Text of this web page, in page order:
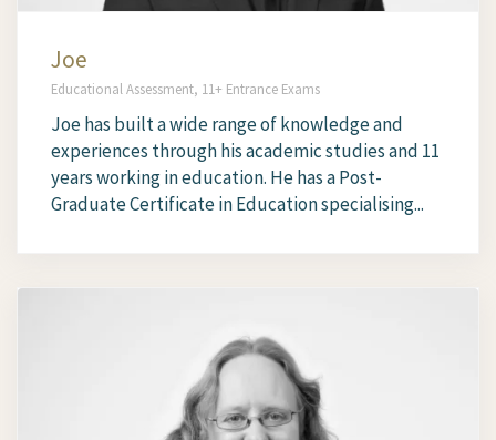
Joe
Educational Assessment, 11+ Entrance Exams
Joe has built a wide range of knowledge and
experiences through his academic studies and 11
years working in education. He has a Post-
Graduate Certificate in Education specialising...